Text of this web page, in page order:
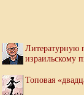
Литературную
израильскому
Топовая